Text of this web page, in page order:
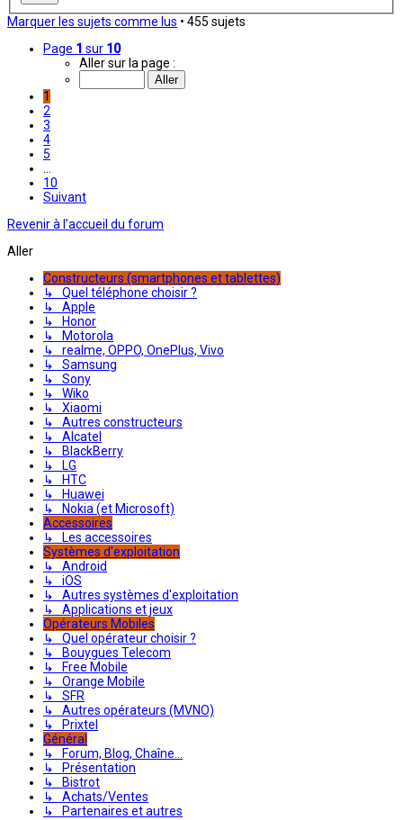
Marquer les sujets comme lus • 455 sujets
Page 1 sur 10
Aller sur la page :
1
2
3
4
5
10
Suivant
Revenir à l’accueil du forum
Aller
Constructeurs (smartphones et tablettes)
↳ Quel téléphone choisir ?
↳ Apple
↳ Honor
↳ Motorola
↳ realme, OPPO, OnePlus, Vivo
↳ Samsung
↳ Sony
↳ Wiko
↳ Xiaomi
↳ Autres constructeurs
↳ Alcatel
↳ BlackBerry
↳ LG
↳ HTC
↳ Huawei
↳ Nokia (et Microsoft)
Accessoires
↳ Les accessoires
Systèmes d'exploitation
↳ Android
↳ iOS
↳ Autres systèmes d'exploitation
↳ Applications et jeux
Opérateurs Mobiles
↳ Quel opérateur choisir ?
↳ Bouygues Telecom
↳ Free Mobile
↳ Orange Mobile
↳ SFR
↳ Autres opérateurs (MVNO)
↳ Prixtel
Général
↳ Forum, Blog, Chaîne...
↳ Présentation
↳ Bistrot
↳ Achats/Ventes
↳ Partenaires et autres